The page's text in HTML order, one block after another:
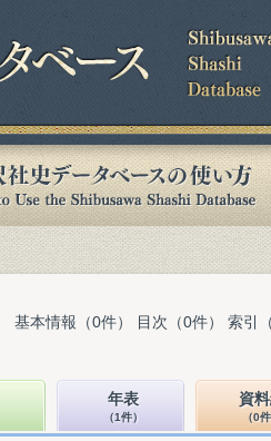
基本情報（0件） 目次（0件） 索引
年表
（1件）
資
（0件